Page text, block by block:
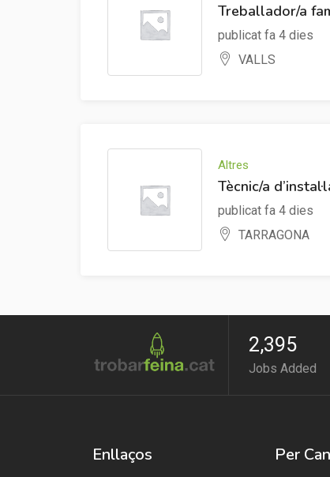
Treballador/a
publicat fa 4 dies
VALLS
Altres
Tècnic/a
publicat fa 4 dies
TARRAGONA
2,395
Jobs Added
Enllaços Per